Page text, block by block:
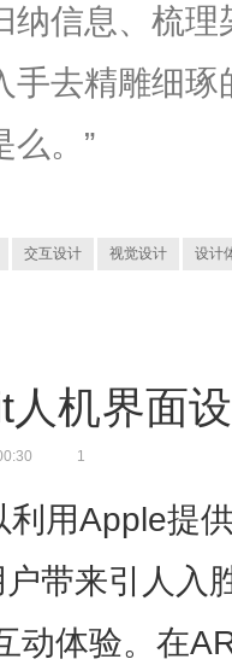
纳信息、梳
手去精雕细
么。”
交互设计 视觉设计 设计
人机界面
1
利用Apple提
带来引人入
动体验。在